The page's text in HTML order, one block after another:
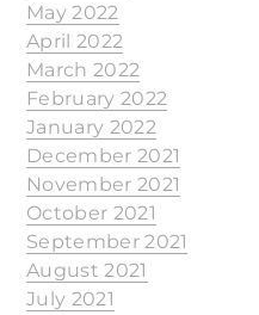
May 2022
April 2022
March 2022
February 2022
January 2022
December 2021
November 2021
October 2021
September 2021
August 2021
July 2021